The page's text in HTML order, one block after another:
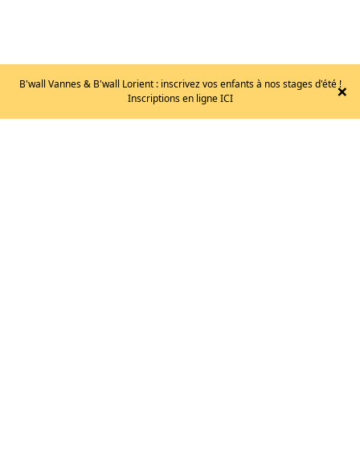
B'wall Vannes & B'wall Lorient : inscrivez vos enfants à nos stages d'été !
Inscriptions en ligne ICI
×